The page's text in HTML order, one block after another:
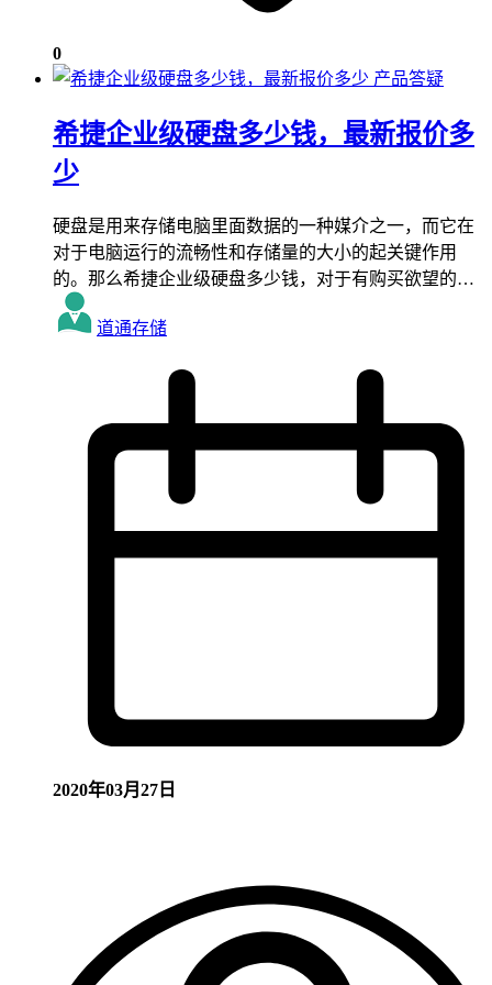
0
产品答疑
希捷企业级硬盘多少钱，最新报价多
少
硬盘是用来存储电脑里面数据的一种媒介之一，而它在
对于电脑运行的流畅性和存储量的大小的起关键作用
的。那么希捷企业级硬盘多少钱，对于有购买欲望的…
道通存储
2020年03月27日